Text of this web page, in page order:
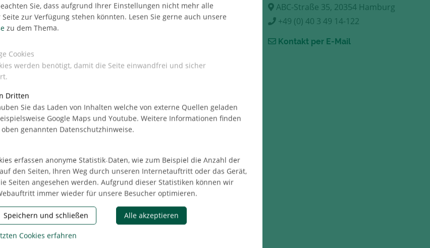
Wie viele Büroflächen stehen im
Moment in Berlin leer?
hoch bleibt, liegt an zahlreichen
ist die Bautätigkeit im Bürosektor
Viele der im Bau oder in
auf“, so Runge.
neuvermietet. Zusammen mit
Monaten ein Gesamtumsatz von
moderater Rückgang von 4 %. „Wir
dem kurzen Zwischenstopp wieder
noch einmal deutlich zunimmt. Bedingt
Abschluss stehen, rechnen wir mit
ABC-Straße 35, 20354 Hamburg
+49 (0) 40 3 49 14-122
Kontakt per E-Mail
Sie, dass aufgrund Ihrer Einstellungen nicht mehr alle
zur Verfügung stehen könnten. Lesen Sie gerne auch unsere
zu dem Thema.
Cookies
werden benötigt, damit die Seite einwandfrei und sicher
Dritten
Sie das Laden von Inhalten welche von externe Quellen geladen
Google Maps und Youtube. Weitere Informationen finden
genannten Datenschutzhinweise.
erfassen anonyme Statistik-Daten, wie zum Beispiel die Anzahl der
den Seiten, Ihren Weg durch unseren Internetauftritt oder das Gerät,
Seiten angesehen werden. Aufgrund dieser Statistiken können wir
immer wieder für unsere Besucher optimieren.
Speichern und schließen Alle akzeptieren
Cookies erfahren